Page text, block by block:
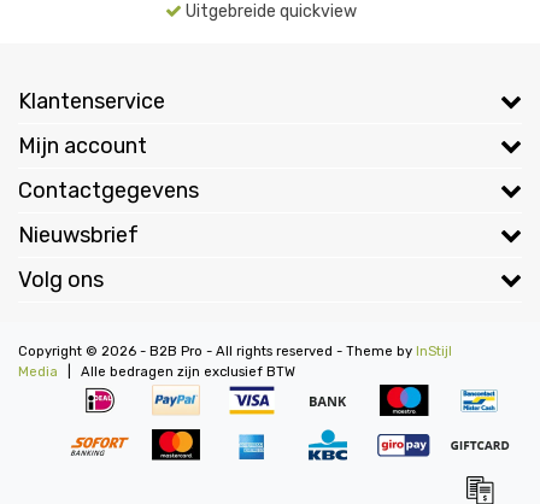
Uitgebreide quickview
Klantenservice
Mijn account
Contactgegevens
Nieuwsbrief
Volg ons
Copyright © 2026 - B2B Pro - All rights reserved - Theme by InStijl
Media
Alle bedragen zijn exclusief BTW